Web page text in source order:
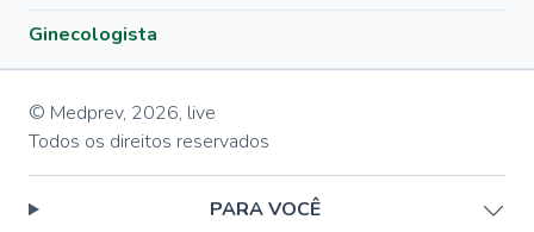
Ginecologista
© Medprev, 2026, live
Todos os direitos reservados
PARA VOCÊ